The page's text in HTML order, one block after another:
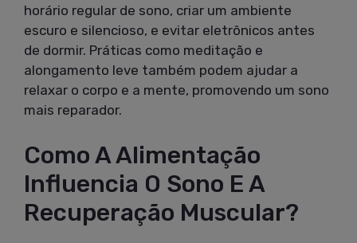
horário regular de sono, criar um ambiente
escuro e silencioso, e evitar eletrônicos antes
de dormir. Práticas como meditação e
alongamento leve também podem ajudar a
relaxar o corpo e a mente, promovendo um sono
mais reparador.
Como A Alimentação
Influencia O Sono E A
Recuperação Muscular?